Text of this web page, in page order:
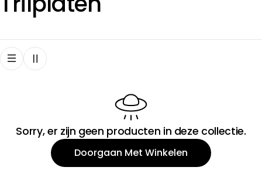
e
r
mSorry, er zijn geen producten in deze collectie.
Doorgaan Met Winkelen